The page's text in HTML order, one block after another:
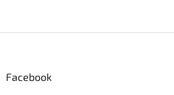
Facebook